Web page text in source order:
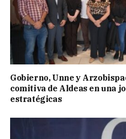
Gobierno, Unne y
comitiva de Aldeas en una
estratégicas